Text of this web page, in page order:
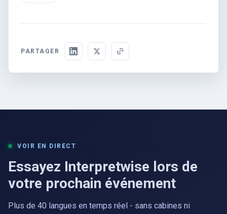
PARTAGER
VOIR EN DIRECT
Essayez Interpretwise lors de
votre prochain événement
Plus de 40 langues en temps réel - sans cabines ni